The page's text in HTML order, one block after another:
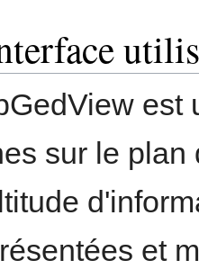
est
sur le
et